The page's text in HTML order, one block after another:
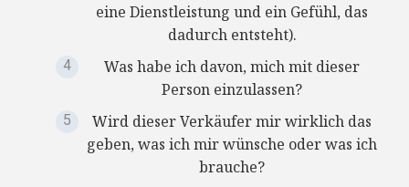
eine Dienstleistung und ein Gefühl, das
dadurch entsteht).
Was habe ich davon, mich mit dieser
Person einzulassen?
Wird dieser Verkäufer mir wirklich das
geben, was ich mir wünsche oder was ich
brauche?